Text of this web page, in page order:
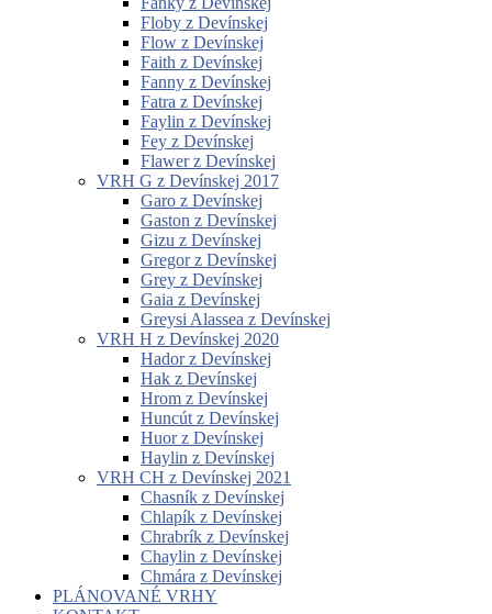
Floby z Devínskej
Flow z Devínskej
Faith z Devínskej
Fanny z Devínskej
Fatra z Devínskej
Faylin z Devínskej
Fey z Devínskej
Flawer z Devínskej
VRH G z Devínskej 2017
Garo z Devínskej
Gaston z Devínskej
Gizu z Devínskej
Gregor z Devínskej
Grey z Devínskej
Gaia z Devínskej
Greysi Alassea z Devínskej
VRH H z Devínskej 2020
Hador z Devínskej
Hak z Devínskej
Hrom z Devínskej
Huncút z Devínskej
Huor z Devínskej
Haylin z Devínskej
VRH CH z Devínskej 2021
Chasník z Devínskej
Chlapík z Devínskej
Chrabrík z Devínskej
Chaylin z Devínskej
Chmára z Devínskej
PLÁNOVANÉ VRHY